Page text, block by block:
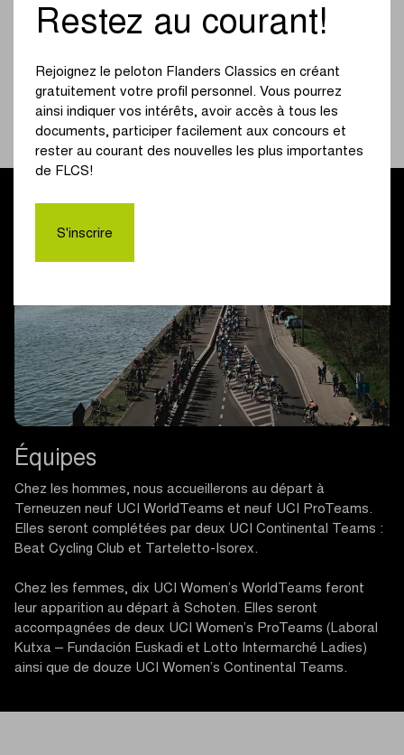
local à Schoten et ses environs, où elles effectueront
également trois tours.
Serons-nous, comme l’an dernier, témoins de sprints royaux
sur la Churchilllaan à Schoten ? L’arrivée de la course
féminine est prévue aux alentours de 14h45. Le successeur
de Tim Merlier sera connu vers 17h10.
Équipes
Chez les hommes, nous accueillerons au départ à
Terneuzen neuf UCI WorldTeams et neuf UCI ProTeams.
Elles seront complétées par deux UCI Continental Teams :
Beat Cycling Club et Tarteletto-Isorex.
Chez les femmes, dix UCI Women’s WorldTeams feront
leur apparition au départ à Schoten. Elles seront
accompagnées de deux UCI Women’s ProTeams (Laboral
Kutxa – Fundación Euskadi et Lotto Intermarché Ladies)
ainsi que de douze UCI Women’s Continental Teams.
Restez au courant!
Rejoignez le peloton Flanders Classics en créant
gratuitement votre profil personnel. Vous pourrez
ainsi indiquer vos intérêts, avoir accès à tous les
documents, participer facilement aux concours et
rester au courant des nouvelles les plus importantes
de FLCS!
S'inscrire